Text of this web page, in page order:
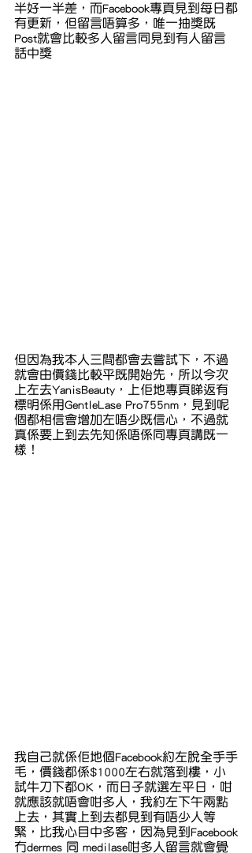
半好一半差，而Facebook專頁見到每日都
有更新，但留言唔算多，唯一抽獎既
Post就會比較多人留言同見到有人留言
話中獎
但因為我本人三間都會去嘗試下，不過
就會由價錢比較平既開始先，所以今次
上左去YanisBeauty，上佢地專頁睇返有
標明係用GentleLase Pro755nm，見到呢
個都相信會增加左唔少既信心，不過就
真係要上到去先知係唔係同專頁講既一
樣！
我自己就係佢地個Facebook約左脫全手手
毛，價錢都係$1000左右就落到樓，小
試牛刀下都OK，而日子就選左平日，咁
就應該就唔會咁多人，我約左下午兩點
上去，其實上到去都見到有唔少人等
緊，比我心目中多客，因為見到Facebook
冇dermes 同 medilase咁多人留言就會覺